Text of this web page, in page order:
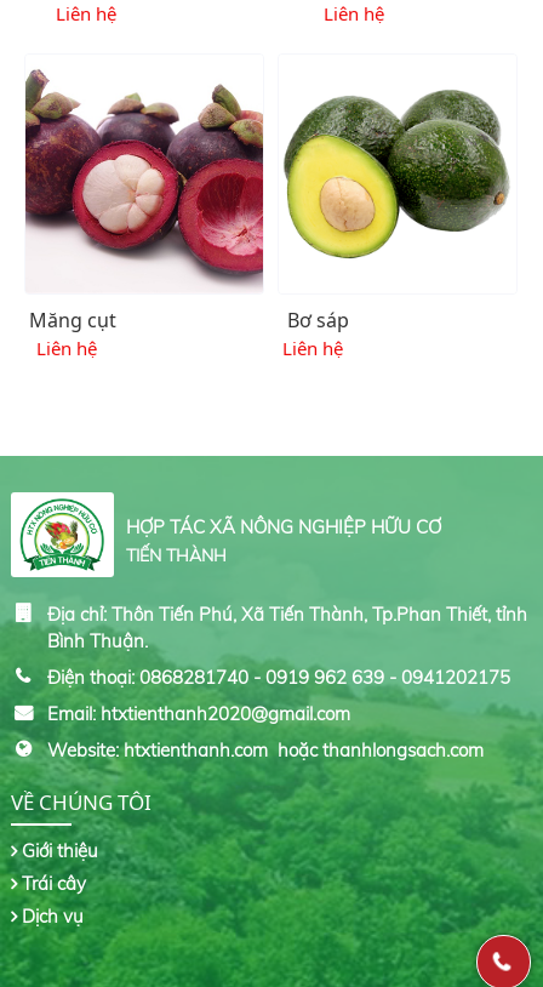
Liên hệ Liên hệ
Măng cụt
Liên hệ
Bơ sáp
Liên hệ
HỢP TÁC XÃ NÔNG NGHIỆP HỮU CƠ
TIẾN THÀNH
Địa chỉ: Thôn Tiến Phú, Xã Tiến Thành, Tp.Phan Thiết, tỉnh
Bình Thuận.
Điện thoại: 0868281740 - 0919 962 639 - 0941202175
Email: htxtienthanh2020@gmail.com
Website: htxtienthanh.com hoặc thanhlongsach.com
VỀ CHÚNG TÔI
Giới thiệu
Trái cây
Dịch vụ